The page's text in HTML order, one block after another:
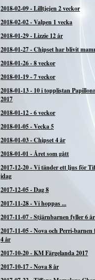
2018-02-09-Lilltjejen 2 veckor
2018-02-02-Valpen 1 vecka
2018-01-29-Lizzie 12 år
2018-01-27-Chipset har blivit
2018-01-26-8 veckor
2018-01-19-7 veckor
2018-01-13- 10 i topplistan
2017
2018-01-12-6 veckor
2018-01-05-Vecka 5
2018-01-03-Chipset 4 år
2018-01-01 -Året som gått
2017-12-20-Vi tänder ett ljus för
idag
2017-12-05-Dag 8
2017-11-28-Vi hoppas ...
2017-11-07-Stjärnbarnen fyller 6 år
2017-11-05-Nova och Perri-barnen
4 år
2017-10-20-KM Färgelanda 2017
2017-10-17-Nova 8 år